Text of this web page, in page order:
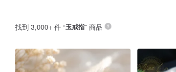
找到 3,000+ 件 “玉戒指” 商品